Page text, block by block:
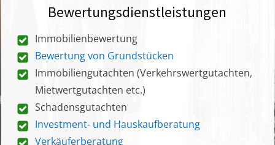
Bewertungsdienstleistungen
Immobilienbewertung
Bewertung von Grundstücken
Immobiliengutachten (Verkehrswertgutachten,
Mietwertgutachten etc.)
Schadensgutachten
Investment- und Hauskaufberatung
Verkäuferberatung